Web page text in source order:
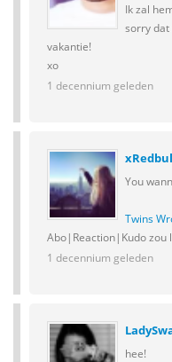
Ik zal
sorry dat
vakantie!
xo
1 decennium geleden
You
Twins
Abo|Reaction|Kudo zou
1 decennium geleden
hee!